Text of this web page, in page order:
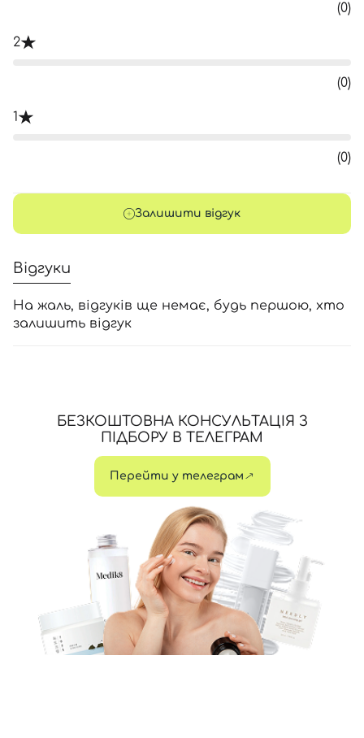
(0)
2
(0)
1
(0)
Залишити відгук
Відгуки
На жаль, відгуків ще немає, будь першою, хто
залишить відгук
БЕЗКОШТОВНА КОНСУЛЬТАЦІЯ З
ПІДБОРУ В ТЕЛЕГРАМ
Перейти у телеграм